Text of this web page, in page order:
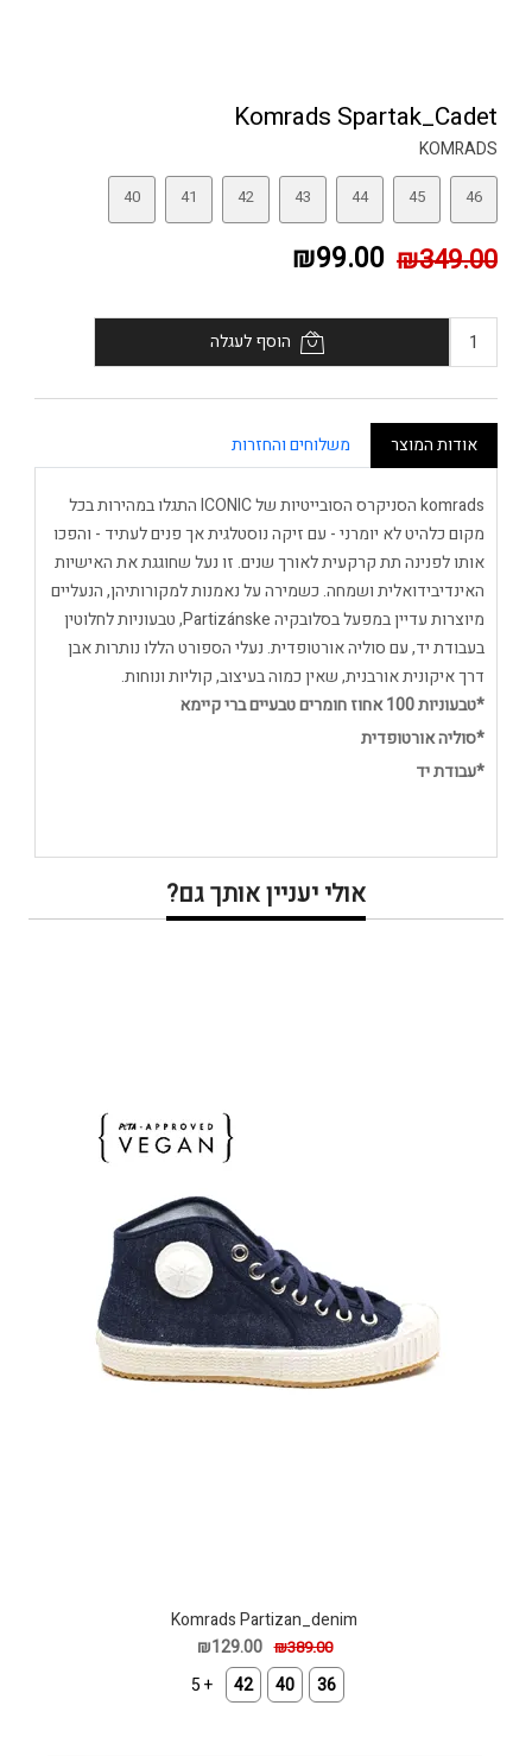
Komrads Spartak_Cadet
KOMRADS
40 41 42 43 44 45 46
₪349.00
₪99.00
הוסף לעגלה
אודות המוצר משלוחים והחזרות
komrads הסניקרס הסובייטיות של ICONIC התגלו במהירות בכל
מקום כלהיט לא יומרני - עם זיקה נוסטלגית אך פנים לעתיד - והפכו
אותו לפנינה תת קרקעית לאורך שנים. זו נעל שחוגגת את האישיות
האינדיבידואלית ושמחה. כשמירה על נאמנות למקורותיהן, הנעליים
מיוצרות עדיין במפעל בסלובקיה Partizánske, טבעוניות לחלוטין
בעבודת יד, עם סוליה אורטופדית. נעלי הספורט הללו נותרות אבן
דרך איקונית אורבנית, שאין כמוה בעיצוב, קוליות ונוחות.
*טבעוניות 100 אחוז חומרים טבעיים ברי קיימא
*סוליה אורטופדית
*עבודת יד
אולי יעניין אותך גם?
Komrads Partizan_denim
₪389.00
₪129.00
36
40
42
+ 5